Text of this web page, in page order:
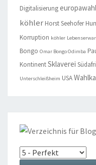
Digitalisierungeuropawahl
köhler Horst Seehofer
Korruption köhler
Bongo Omar Bongo Odimba
KontinentSklaverei
Unterschleißheim USA